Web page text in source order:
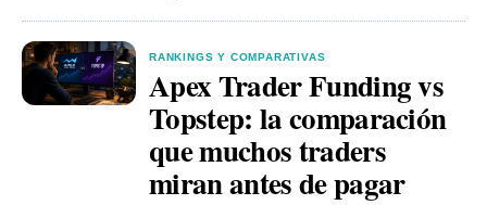
RANKINGS Y COMPARATIVAS
Apex Trader Funding vs
Topstep: la comparación
que muchos traders
miran antes de pagar